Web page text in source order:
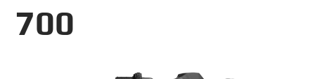
700